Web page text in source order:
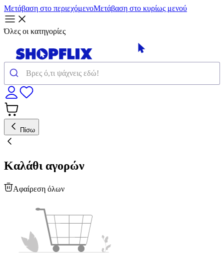
Μετάβαση στο περιεχόμενοΜετάβαση στο κυρίως μενού
Όλες οι κατηγορίες
Πίσω
Καλάθι αγορών
Αφαίρεση όλων